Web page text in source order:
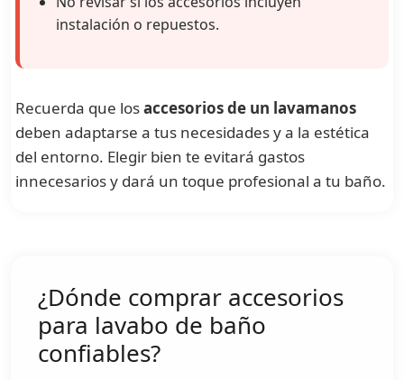
instalación o repuestos.
Recuerda que losaccesorios de un lavamanos
deben adaptarse a tus necesidades y a la estética
del entorno. Elegir bien te evitará gastos
innecesarios y dará un toque profesional a tu baño.
¿Dónde comprar accesorios
para lavabo de baño
confiables?